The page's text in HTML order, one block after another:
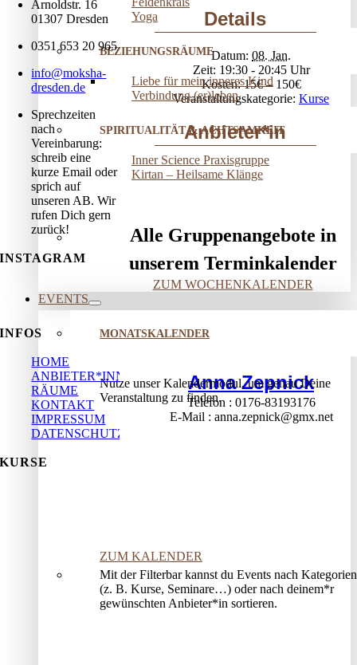
Yoga
BEZIEHUNGSRÄUME
Liebe für mein inneres Kind
Verbindung (er)leben
SPIRITUALITÄT & ACHTSAMKEIT
Inner Science Praxisgruppe
Kirtan – Heilsame Klänge
Alle Gruppenangebote in
unserem Terminkalender
ZUM WOCHENKALENDER
EVENTS
MONATSKALENDER
Nutze unser Kalendermodul, um genau Deine
Veranstaltung zu finden.
ZUM KALENDER
Mit der Filterbar kannst du Events nach Kategorien
(z. B. Kurse, Seminare…) oder nach deinem*r
gewünschten Anbieter*in sortieren.
Details
Datum: 08. Jan.
Zeit: 19:30 - 20:45
Kosten: 15€ – 150€
Veranstaltungskategorie: Kurse
Anbieter*in
Anna Zepnick
Telefon
0176-83193176
E-Mail
anna.zepnick@gmx.net
Arnoldstr. 16
01307 Dresden
0351 653 20 965
info@moksha-
dresden.de
Sprechzeiten
nach
Vereinbarung:
schreib eine
kurze Email oder
sprich auf
unseren AB. Wir
rufen Dich gern
zurück!
INSTAGRAM
INFOS
HOME
ANBIETER*INNEN
RÄUME
KONTAKT
IMPRESSUM
DATENSCHUTZ
KURSE